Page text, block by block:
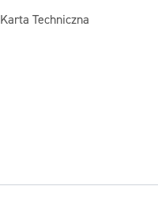
Karta Techniczna